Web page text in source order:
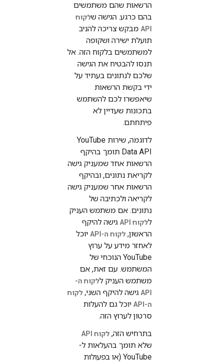
הרשאות שהם משתמשים
בהם כרגע. הגישה שלקוח
API מבקש צריכה להניב
תועלת ישירה ושקופה
למשתמשים בלקוח הזה. אל
תנסו להבטיח את הגישה
שלכם לנתונים בעתיד על
ידי בקשת הרשאות
שיאפשרו לכם להשתמש
בתכונות שעדיין לא
פיתחתם.
לדוגמה, שירות YouTube
Data API תומך בהיקף
הרשאות אחד שמעניק גישה
לקריאת נתונים, ובהיקף
הרשאות אחר שמעניק גישה
לקריאה ולכתיבה של
נתונים. אם משתמש העניק
ללקוח API
גישה להיקף
הראשון, לקוח ה-API
יוכל
לאחזר מידע על ערוץ
YouTube הנוכחי של
המשתמש. עם זאת, אם
משתמש העניק ללקוח ה-
API גישה להיקף השני, לקוח
ה-API
יוכל גם להעלות
סרטון לערוץ הזה.
בתרחיש הזה, לקוח API
שלא תומך בהעלאות ל-
YouTube (או בפעולות